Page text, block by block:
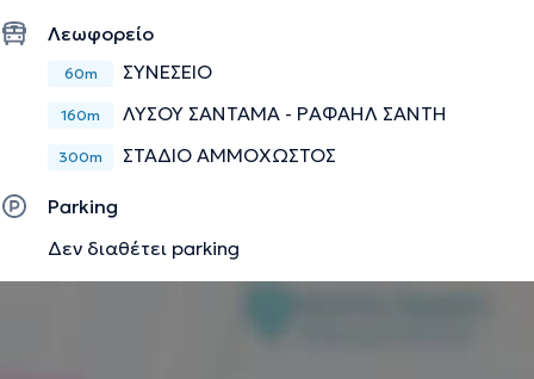
Λεωφορείο
60m ΣΥΝΕΣΕΙΟ
160m ΛΥΣΟΥ ΣΑΝΤΑΜΑ - ΡΑΦΑΗΛ ΣΑΝΤΗ
300m ΣΤΑΔΙΟ ΑΜΜΟΧΩΣΤΟΣ
Parking
Δεν διαθέτει parking